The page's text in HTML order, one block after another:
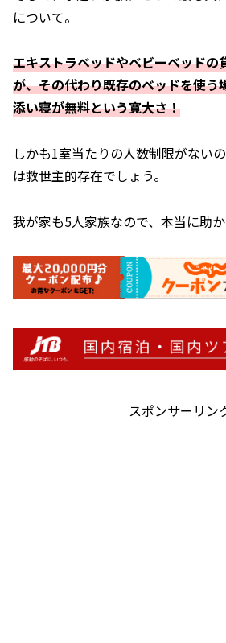
について。
エキストラベッドやベビーベッドの
が、その代わり既存のベッドを使う
添い寝が無料という寛大さ！
しかも1室当たりの人数制限がない
は救世主的存在でしょう。
我が家も5人家族なので、本当に助か
スポンサーリン